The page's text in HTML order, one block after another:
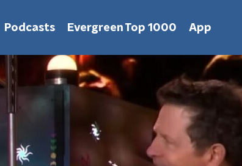
Podcasts Evergreen Top 1000 App